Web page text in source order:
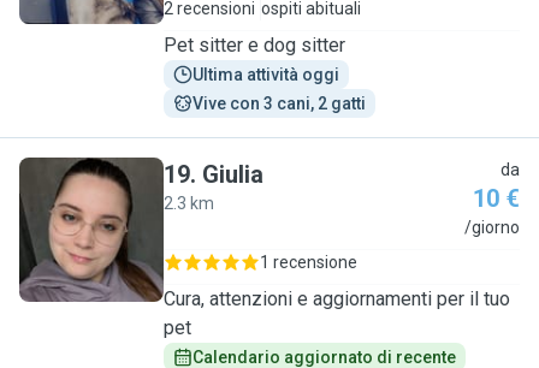
2 recensioni ospiti abituali
Pet sitter e dog sitter
Ultima attività oggi
Vive con 3 cani, 2 gatti
G
19. Giulia
2.3 km
da
10 €
/giorno
1 recensione
Cura, attenzioni e aggiornamenti per il tuo
pet
Calendario aggiornato di recente